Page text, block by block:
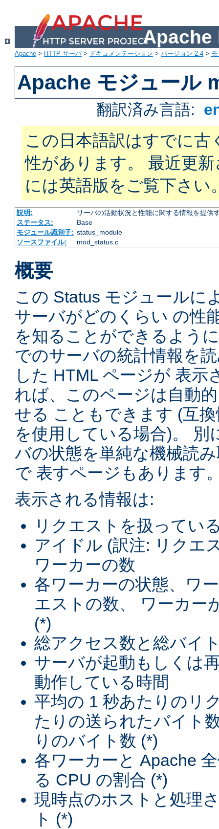
Apache
Apache > HTTP サーバ> ドキュメンテーション > バージョン 2.4 >
Apache モジュール
翻訳済み言語:
この日本語訳はすでに古
性があります。 最近更
には英語版をご覧下さい
説明:
サーバの活動状況と性能に関する情報を提供
ステータス:
Base
モジュール識別子: status_module
ソースファイル:
mod_status.c
概要
この Status モジュールに
サーバがどのくらい の性
を知ることができるよう
でのサーバの統計情報を
した HTML ページが 表示
れば、このページは自動
せる こともできます (互
を使用している場合)。 別
バの状態を単純な機械読
で 表すページもあります
表示される情報は:
リクエストを扱ってい
アイドル (訳注: リクエ
ワーカーの数
各ワーカーの状態、ワ
エストの数、 ワーカー
(*)
総アクセス数と総バイ
サーバが起動もしくは
動作している時間
平均の 1 秒あたりのリ
たりの送られたバイト
りのバイト数 (*)
各ワーカーと Apache
る CPU の割合 (*)
現時点のホストと処理
ト (*)